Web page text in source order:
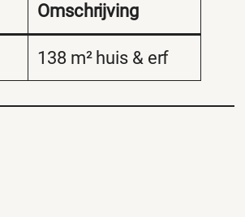
Omschrijving
138 m² huis & erf